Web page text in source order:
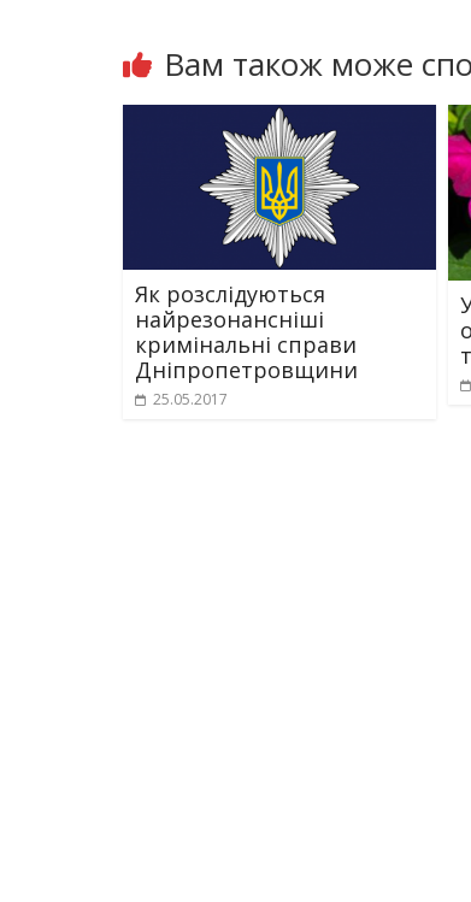
Вам також може
Як розслідуються
найрезонансніші
кримінальні справи
Дніпропетровщини
25.05.2017